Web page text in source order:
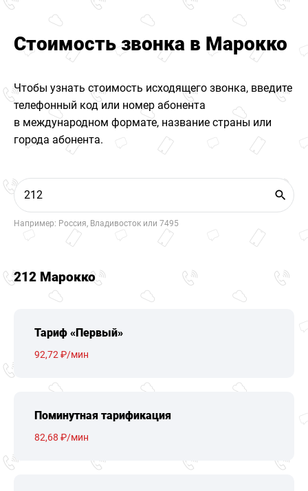
Стоимость звонка в Марокко
Чтобы узнать стоимость исходящего звонка, введите
телефонный код или номер абонента
в международном формате, название страны или
города абонента.
Например: Россия, Владивосток или 7495
212 Марокко
Тариф «Первый»
92,72 ₽/мин
Поминутная тарификация
82,68 ₽/мин